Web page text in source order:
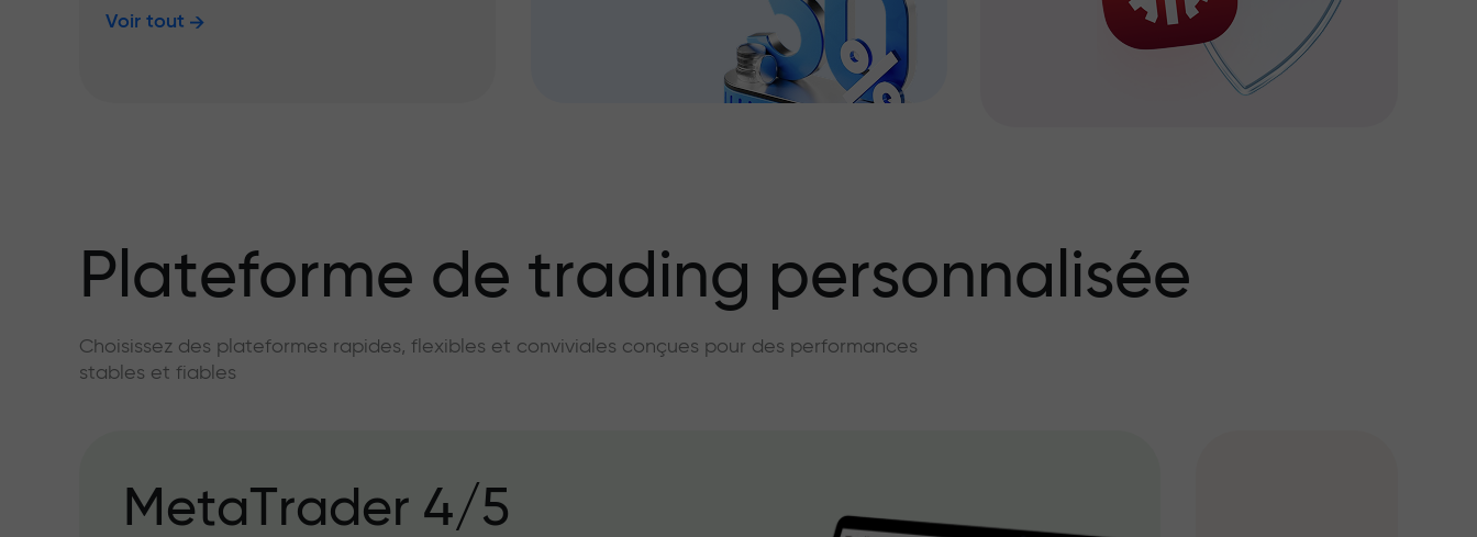
Voir tout
Plateforme de trading personnalisée
Choisissez des plateformes rapides, flexibles et conviviales conçues pour des performances
stables et fiables
MetaTrader 4/5